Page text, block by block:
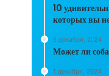
10
которых вы
5 декабря, 2024
Может ли
1 декабря, 2024